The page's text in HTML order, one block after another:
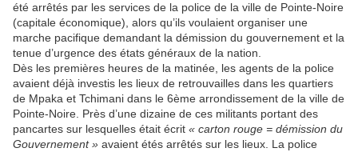
été arrêtés par les services de la police de la ville de Pointe-Noire
(capitale économique), alors qu’ils voulaient organiser une
marche pacifique demandant la démission du gouvernement et la
tenue d’urgence des états généraux de la nation.
Dès les premières heures de la matinée, les agents de la police
avaient déjà investis les lieux de retrouvailles dans les quartiers
de Mpaka et Tchimani dans le 6ème arrondissement de la ville de
Pointe-Noire. Près d’une dizaine de ces militants portant des
pancartes sur lesquelles était écrit « carton rouge = démission du
Gouvernement » avaient étés arrêtés sur les lieux. La police